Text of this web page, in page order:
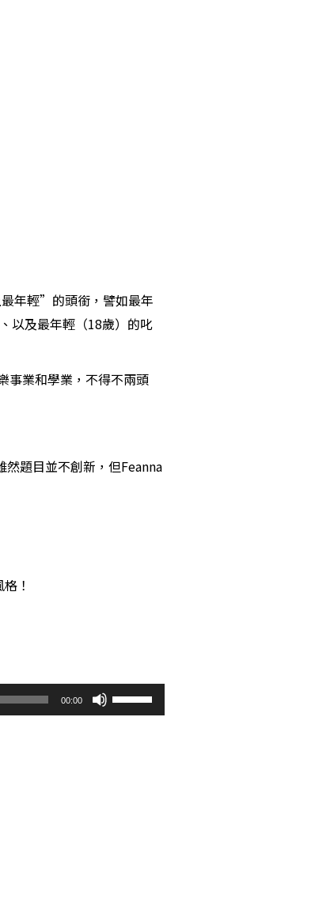
年輕”的頭銜，譬如最年
以及最年輕（18歲）的叱
事業和學業，不得不兩頭
題目並不創新，但Feanna
！
00:00
使
用